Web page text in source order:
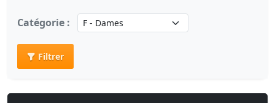
Catégorie :
Filtrer